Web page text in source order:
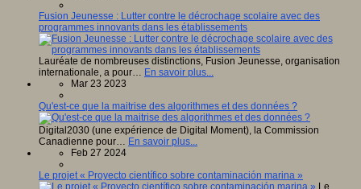
Fusion Jeunesse : Lutter contre le décrochage scolaire avec des
programmes innovants dans les établissements
Lauréate de nombreuses distinctions, Fusion Jeunesse, organisation
internationale, a pour… En savoir plus...
Mar 23 2023
Qu'est-ce que la maitrise des algorithmes et des données ?
Digital2030 (une expérience de Digital Moment), la Commission
Canadienne pour… En savoir plus...
Feb 27 2024
Le projet « Proyecto científico sobre contaminación marina »
Le